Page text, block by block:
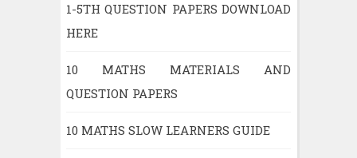
1-5TH QUESTION PAPERS DOWNLOAD
HERE
10 MATHS MATERIALS AND
QUESTION PAPERS
10 MATHS SLOW LEARNERS GUIDE